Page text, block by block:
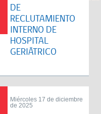
DE
RECLUTAMIENTO
INTERNO DE
HOSPITAL
GERIÁTRICO
Miércoles 17 de diciembre
de 2025